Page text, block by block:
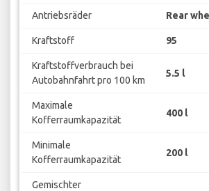
Antriebsräder Rear
Kraftstoff 95
Kraftstoffverbrauch bei
Autobahnfahrt pro 100 km
5.5 l
Maximale
Kofferraumkapazität
400 l
Minimale
Kofferraumkapazität
200 l
Gemischter